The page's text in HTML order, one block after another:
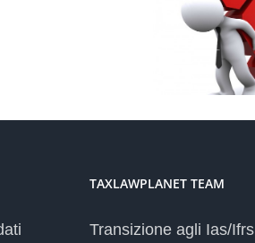
Europa
TAXLAWPLANET TEAM
Transizione agli Ias/Ifrs